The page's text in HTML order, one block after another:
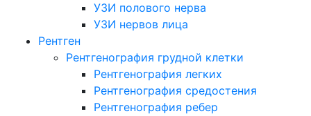
УЗИ полового нерва
УЗИ нервов лица
Рентген
Рентгенография грудной клетки
Рентгенография легких
Рентгенография средостения
Рентгенография ребер